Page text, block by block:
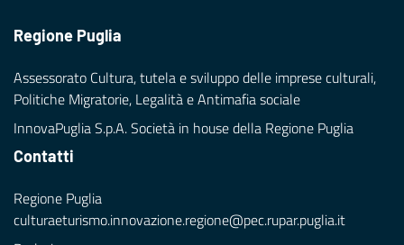
Regione Puglia
Assessorato Cultura, tutela e sviluppo delle imprese culturali,
Politiche Migratorie, Legalità e Antimafia sociale
InnovaPuglia S.p.A. Società in house della Regione Puglia
Contatti
Regione Puglia
culturaeturismo.innovazione.regione@pec.rupar.puglia.it